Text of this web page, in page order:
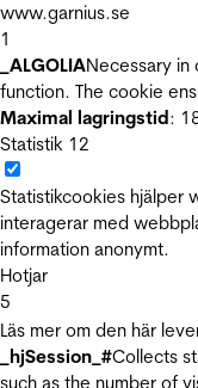
www.garnius.se
1
_ALGOLIANecessary
function. The cookie
Maximal lagringstid:
Statistik 12
Statistikcookies hjälper
interagerar med
information anonymt.
Hotjar
5
Läs mer om den här
_hjSession_#Collects
such as the number of